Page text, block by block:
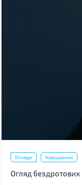
Огляди Навушники
Огляд